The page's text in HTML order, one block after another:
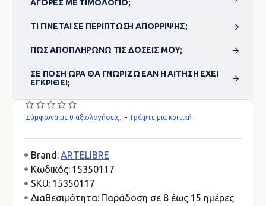
ΑΓΟΡΈΣ ΜΕ ΤΙΜΟΛΌΓΙΟ;
ΤΙ ΓΊΝΕΤΑΙ ΣΕ ΠΕΡΊΠΤΩΣΗ ΑΠΌΡΡΙΨΗΣ;
ΠΏΣ ΑΠΟΠΛΗΡΏΝΩ ΤΙΣ ΔΌΣΕΙΣ ΜΟΥ;
ΣΕ ΠΌΣΗ ΏΡΑ ΘΑ ΓΝΩΡΊΖΩ ΕΆΝ Η ΑΊΤΗΣΗ ΈΧΕΙ
ΕΓΚΡΙΘΕΊ;
Σύμφωνα με 0 αξιολογήσεις. - Γράψτε μια κριτική
Brand:ARTELIBRE
Κωδικός: 15350117
SKU: 15350117
Διαθεσιμότητα: Παράδοση σε 8 έως 15 ημέρες